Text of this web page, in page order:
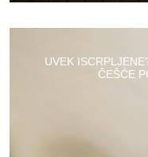
UVEK
ČEŠĆE